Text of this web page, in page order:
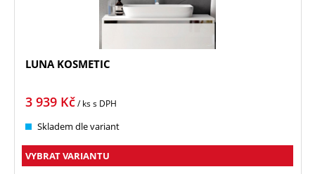
LUNA KOSMETIC
3 939 Kč/ kss DPH
Skladem dle variant
VYBRAT VARIANTU